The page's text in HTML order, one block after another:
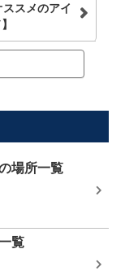
ススメのアイ
場所一覧
覧